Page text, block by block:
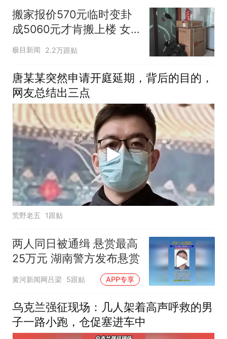
搬家报价570元临时变卦
成5060元才肯搬上楼 女
子傻眼
极目新闻 2.2万跟贴
唐某某突然申请开庭延期，背后的目的，
网友总结出三点
荒野老五 1跟贴
两人同日被通缉 悬赏最高
25万元 湖南警方发布悬赏
黄河新闻网吕梁 5跟贴 APP专享
乌克兰强征现场：几人架着高声呼救的男
子一路小跑，仓促塞进车中